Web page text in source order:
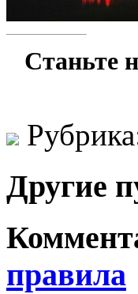
Станьте
Другие
правила